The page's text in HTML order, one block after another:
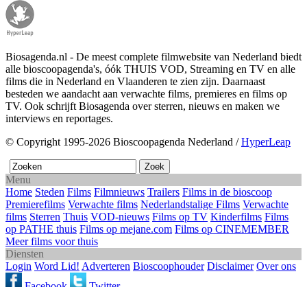
Biosagenda.nl - De meest complete filmwebsite van Nederland biedt
alle bioscoopagenda's, óók THUIS VOD, Streaming en TV en alle
films die in Nederland en Vlaanderen te zien zijn. Daarnaast
besteden we aandacht aan verwachte films, premieres en films op
TV. Ook schrijft Biosagenda over sterren, nieuws en maken we
interviews en reportages.
© Copyright 1995-2026 Bioscoopagenda Nederland /HyperLeap
Menu
Home Steden Films Filmnieuws Trailers Films in de bioscoop
Premierefilms Verwachte films Nederlandstalige Films Verwachte
films Sterren Thuis VOD-nieuws Films op TV Kinderfilms Films
op PATHE thuis Films op mejane.com Films op CINEMEMBER
Meer films voor thuis
Diensten
Login Word Lid! Adverteren Bioscoophouder Disclaimer Over ons